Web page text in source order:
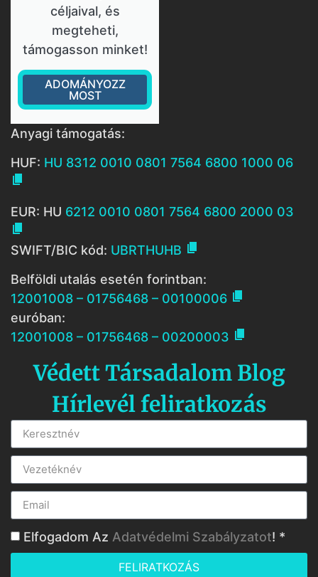
céljaival, és
megteheti,
támogasson minket!
ADOMÁNYOZZ
MOST
Anyagi támogatás:
HUF: HU 8312 0010 0801 7564 6800 1000 06

EUR: HU 6212 0010 0801 7564 6800 2000 03

SWIFT/BIC kód: UBRTHUHB 
Belföldi utalás esetén forintban:
12001008 – 01756468 – 00100006 
euróban:
12001008 – 01756468 – 00200003 
Védett Társadalom Blog
Hírlevél feliratkozás
Elfogadom Az Adatvédelmi Szabályzatot! *
FELIRATKOZÁS